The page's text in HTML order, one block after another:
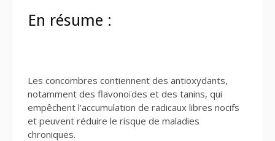
En résume :
Les concombres contiennent des antioxydants,
notamment des flavonoïdes et des tanins, qui
empêchent l’accumulation de radicaux libres nocifs
et peuvent réduire le risque de maladies
chroniques.